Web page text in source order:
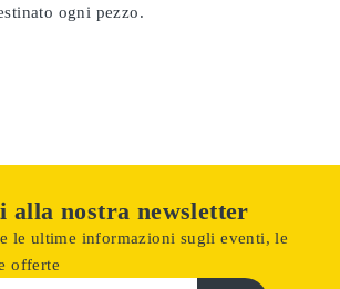
ogni pezzo.
alla nostra newsletter
le ultime informazioni sugli eventi, le
offerte